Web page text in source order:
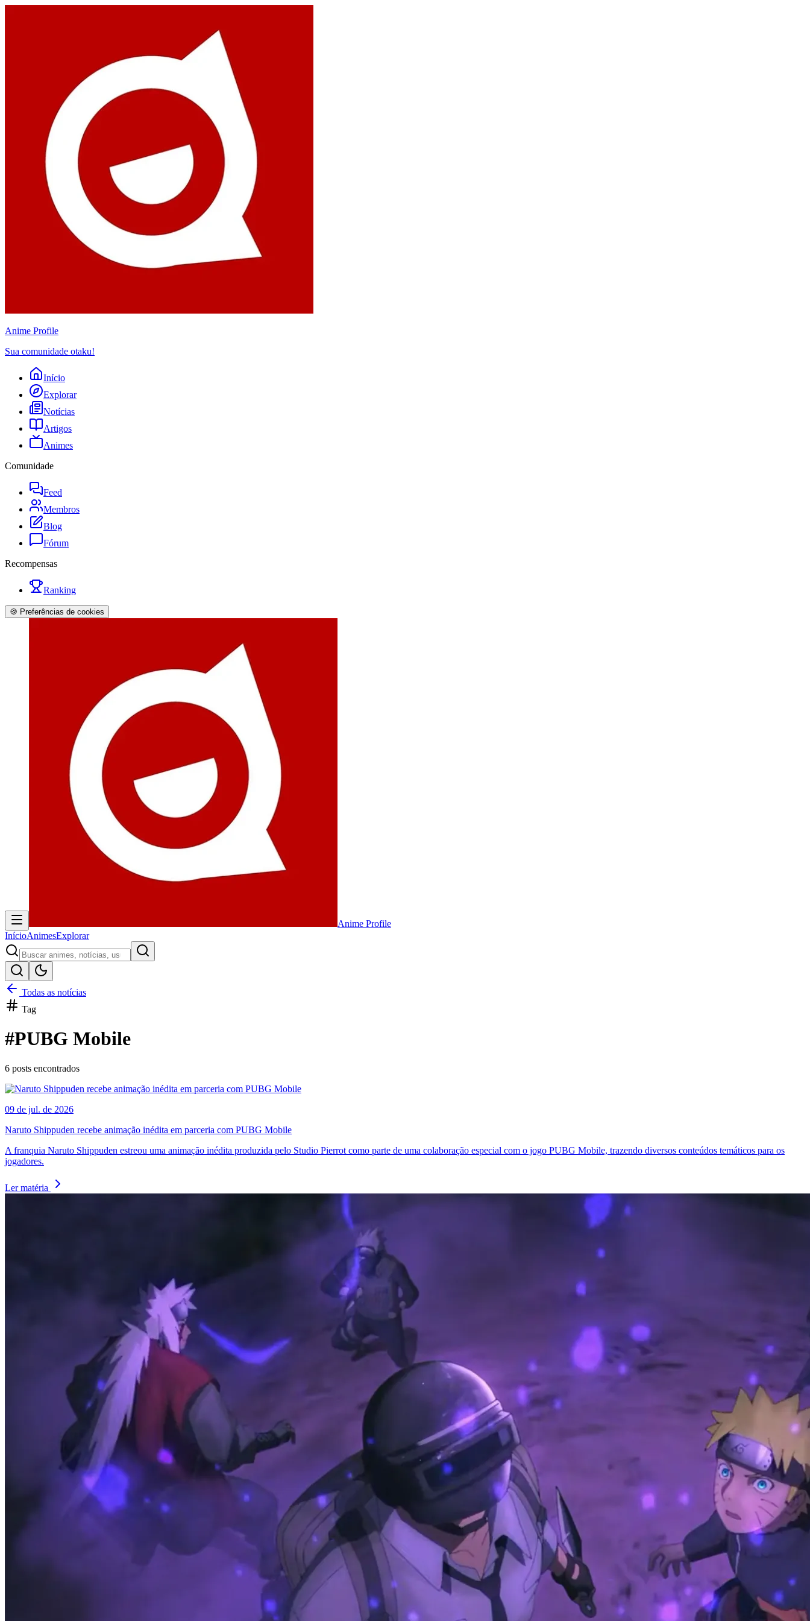
Anime Profile
Sua comunidade otaku!
Início
Explorar
Notícias
Artigos
Animes
Comunidade
Feed
Membros
Blog
Fórum
Recompensas
Ranking
🍪 Preferências de cookies
Anime Profile
InícioAnimesExplorar
Todas as notícias
Tag
#PUBG Mobile
6 posts encontrados
09 de jul. de 2026
Naruto Shippuden recebe animação inédita em parceria com PUBG Mobile
A franquia Naruto Shippuden estreou uma animação inédita produzida pelo Studio Pierrot como parte de uma colaboração especial com o jogo PUBG Mobile, trazendo diversos conteúdos temáticos para os
jogadores.
Ler matéria